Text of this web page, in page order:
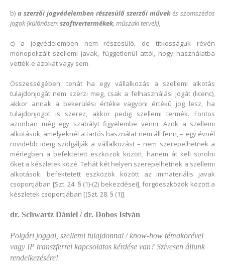
b) a szerzői jogvédelemben részesülő szerzői művekés szomszédos
jogok (különösen:szoftvertermékek, műszaki tervek),
c) a jogvédelemben nem részesülő, de titkosságuk révén
monopolizált szellemi javak, függetlenül attól, hogy használatba
vették-e azokat vagy sem.
Összességében, tehát ha egy vállalkozás a szellemi alkotás
tulajdonjogát nem szerzi meg, csak a felhasználási jogát (licenc),
akkor annak a bekerülési értéke vagyoni értékű jog lesz, ha
tulajdonjogot is szerez, akkor pedig szellemi termék. Fontos
azonban még egy szabályt figyelembe venni. Azok a szellemi
alkotások, amelyeknél a tartós használat nem áll fenn, – egy évnél
rövidebb ideig szolgálják a vállalkozást – nem szerepelhetnek a
mérlegben a befektetett eszközök között, hanem át kell sorolni
őket a készletek közé. Tehát két helyen szerepelhetnek a szellemi
alkotások: befektetett eszközök között az immateriális javak
csoportjában [Szt. 24. § (1)-(2) bekezdései], forgóeszközök között a
készletek csoportjában [(Szt. 28. § (1)].
dr. Schwartz Dániel / dr. Dobos István
Polgári joggal, szellemi tulajdonnal / know-how témakörével
vagy IP transzferrel kapcsolatos kérdése van? Szívesen állunk
rendelkezésére!